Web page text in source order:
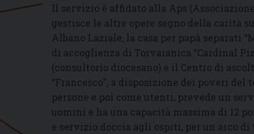
Il servizio è affidato alla Aps
gestisce le altre opere segno della carità
Albano Laziale, la casa per papà separati
di accoglienza di Torvaianica “Cardinal
(consultorio diocesano) e il Centro di
“Francesco”, a disposizione dei poveri
persone e poi come utenti, prevede un
uomini e ha una capacità massima di 12
e servizio doccia agli ospiti, per un arco